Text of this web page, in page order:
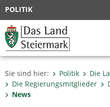
POLITIK
Sie sind hier: Politik
Die
Die Regierungsmitglieder
News